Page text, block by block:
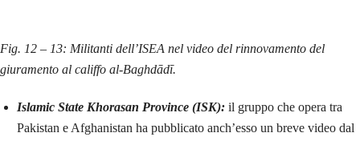
Fig. 12 – 13: Militanti dell’ISEA nel video del rinnovamento del
giuramento al califfo al-Baghdādī.
Islamic State Khorasan Province (ISK): il gruppo che opera tra
Pakistan e Afghanistan ha pubblicato anch’esso un breve video dal